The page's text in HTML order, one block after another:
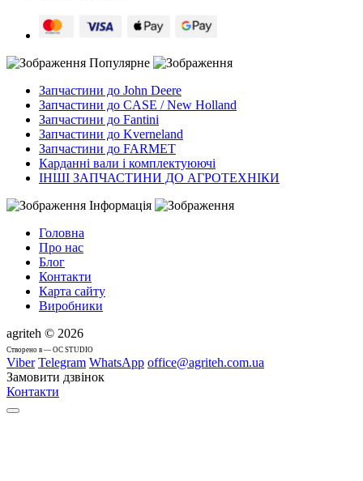
Популярне
Запчастини до John Deere
Запчастини до CASE / New Holland
Запчастини до Fantini
Запчастини до Kverneland
Запчастини до FARMET
Карданні вали і комплектуюючі
ІНШІ ЗАПЧАСТИНИ ДО АГРОТЕХНІКИ
Інформація
Головна
Про нас
Блог
Контакти
Карта сайту
Виробники
agriteh © 2026
Cтворено в — OC STUDIO
Viber Telegram WhatsApp office@agriteh.com.ua
Замовити дзвінок
Контакти